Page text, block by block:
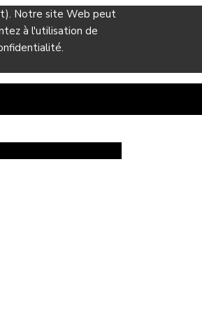
Notre site Web peut
à l'utilisation de